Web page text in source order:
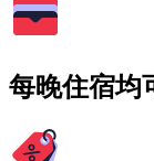
每晚住宿均